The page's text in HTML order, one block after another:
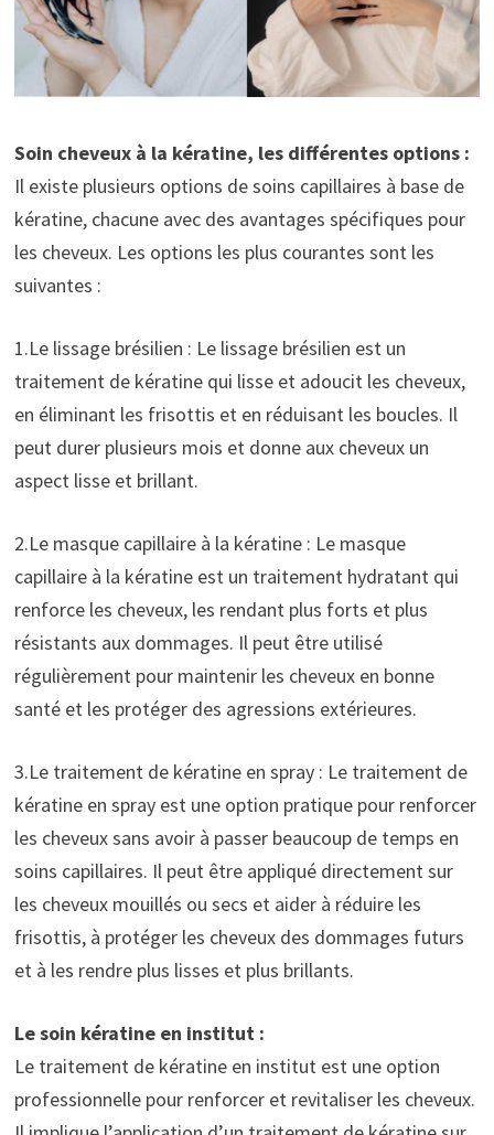
Soin cheveux à la kératine, les différentes options :
Il existe plusieurs options de soins capillaires à base de
kératine, chacune avec des avantages spécifiques pour
les cheveux. Les options les plus courantes sont les
suivantes :
1.Le lissage brésilien : Le lissage brésilien est un
traitement de kératine qui lisse et adoucit les cheveux,
en éliminant les frisottis et en réduisant les boucles. Il
peut durer plusieurs mois et donne aux cheveux un
aspect lisse et brillant.
2.Le masque capillaire à la kératine : Le masque
capillaire à la kératine est un traitement hydratant qui
renforce les cheveux, les rendant plus forts et plus
résistants aux dommages. Il peut être utilisé
régulièrement pour maintenir les cheveux en bonne
santé et les protéger des agressions extérieures.
3.Le traitement de kératine en spray : Le traitement de
kératine en spray est une option pratique pour renforcer
les cheveux sans avoir à passer beaucoup de temps en
soins capillaires. Il peut être appliqué directement sur
les cheveux mouillés ou secs et aider à réduire les
frisottis, à protéger les cheveux des dommages futurs
et à les rendre plus lisses et plus brillants.
Le soin kératine en institut :
Le traitement de kératine en institut est une option
professionnelle pour renforcer et revitaliser les cheveux.